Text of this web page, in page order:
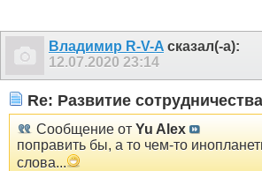
Владимир R-V-A сказал(-а):
12.07.2020 23:14
Re: Развитие
Сообщение от Yu Alex
поправить бы, а то чем-то
слова...